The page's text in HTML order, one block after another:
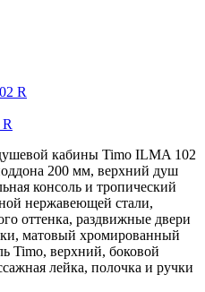
кабины Timo ILMA 102
200 мм, верхний душ
консоль и тропический
нержавеющей стали,
оттенка, раздвижные двери
матовый хромированный
Timo, верхний, боковой
лейка, полочка и ручки